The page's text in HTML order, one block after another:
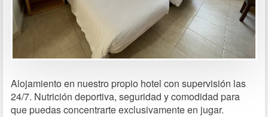
Alojamiento en nuestro propio hotel con supervisión las
24/7. Nutrición deportiva, seguridad y comodidad para
que puedas concentrarte exclusivamente en jugar.